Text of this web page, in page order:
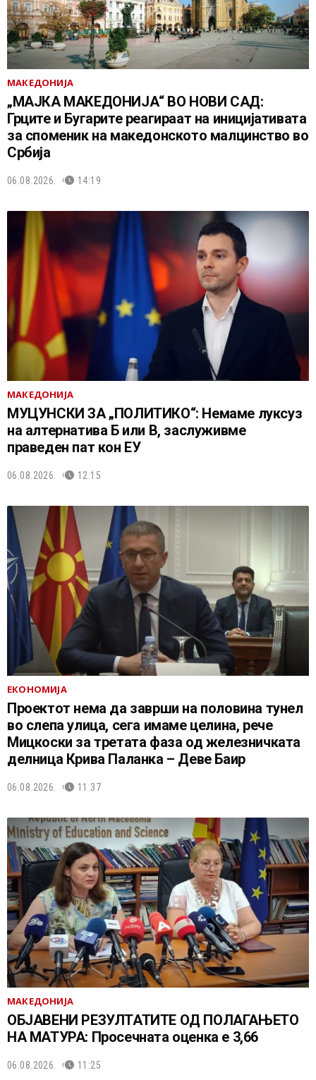
МАКЕДОНИЈА
„МАЈКА МАКЕДОНИЈА“ ВО НОВИ САД:
Грците и Бугарите реагираат на иницијативата
за споменик на македонското малцинство во
Србија
06.08.2026. 14:19
МАКЕДОНИЈА
МУЦУНСКИ ЗА „ПОЛИТИКО“: Немаме луксуз
на алтернатива Б или В, заслуживме
праведен пат кон ЕУ
06.08.2026. 12:15
ЕКОНОМИЈА
Проектот нема да заврши на половина тунел
во слепа улица, сега имаме целина, рече
Мицкоски за третата фаза од железничката
делница Крива Паланка – Деве Баир
06.08.2026. 11:37
МАКЕДОНИЈА
ОБЈАВЕНИ РЕЗУЛТАТИТЕ ОД ПОЛАГАЊЕТО
НА МАТУРА: Просечната оценка е 3,66
06.08.2026. 11:25